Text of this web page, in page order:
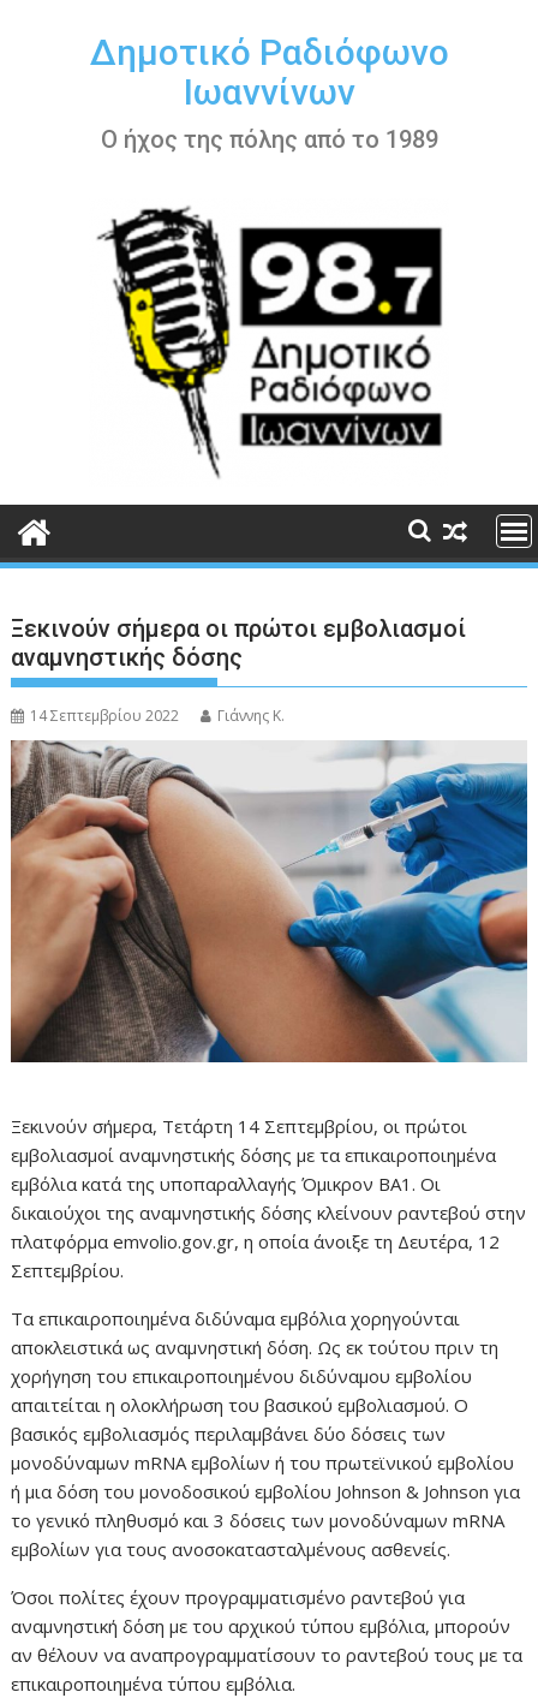
περιεχόμενοΔημοτικό Ραδιόφωνο
Ιωαννίνων
Ο ήχος της πόλης από το 1989
Ξεκινούν σήμερα οι πρώτοι εμβολιασμοί
αναμνηστικής δόσης
14 Σεπτεμβρίου 2022 Γιάννης Κ.
Ξεκινούν σήμερα, Τετάρτη 14 Σεπτεμβρίου, οι πρώτοι
εμβολιασμοί αναμνηστικής δόσης με τα επικαιροποιημένα
εμβόλια κατά της υποπαραλλαγής Όμικρον BA1. Οι
δικαιούχοι της αναμνηστικής δόσης κλείνουν ραντεβού στην
πλατφόρμα emvolio.gov.gr, η οποία άνοιξε τη Δευτέρα, 12
Σεπτεμβρίου.
Τα επικαιροποιημένα διδύναμα εμβόλια χορηγούνται
αποκλειστικά ως αναμνηστική δόση. Ως εκ τούτου πριν τη
χορήγηση του επικαιροποιημένου διδύναμου εμβολίου
απαιτείται η ολοκλήρωση του βασικού εμβολιασμού. Ο
βασικός εμβολιασμός περιλαμβάνει δύο δόσεις των
μονοδύναμων mRNA εμβολίων ή του πρωτεϊνικού εμβολίου
ή μια δόση του μονοδοσικού εμβολίου Johnson & Johnson για
το γενικό πληθυσμό και 3 δόσεις των μονοδύναμων mRNA
εμβολίων για τους ανοσοκατασταλμένους ασθενείς.
Όσοι πολίτες έχουν προγραμματισμένο ραντεβού για
αναμνηστική δόση με του αρχικού τύπου εμβόλια, μπορούν
αν θέλουν να αναπρογραμματίσουν το ραντεβού τους με τα
επικαιροποιημένα τύπου εμβόλια.